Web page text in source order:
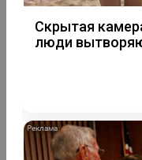
Скрытая
люди